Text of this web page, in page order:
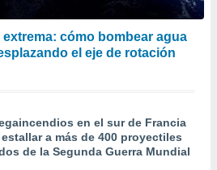
extrema: cómo bombear agua
el eje de rotación
en el sur de Francia
a más de 400 proyectiles
de la Segunda Guerra Mundial